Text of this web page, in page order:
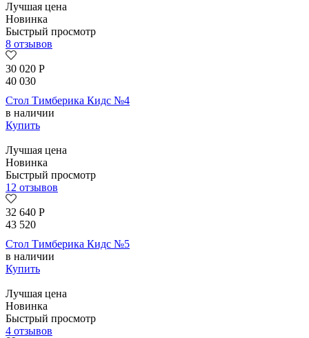
Лучшая цена
Новинка
Быстрый просмотр
8 отзывов
30 020 Р
40 030
Стол Тимберика Кидс №4
в наличии
Купить
Лучшая цена
Новинка
Быстрый просмотр
12 отзывов
32 640 Р
43 520
Стол Тимберика Кидс №5
в наличии
Купить
Лучшая цена
Новинка
Быстрый просмотр
4 отзывов